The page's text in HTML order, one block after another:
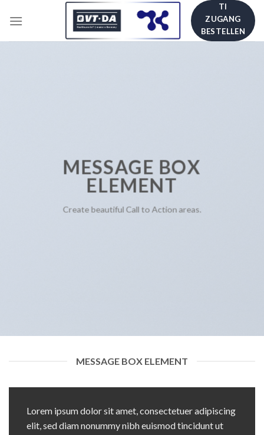
TI
ZUGANG
BESTELLEN
MESSAGE BOX
ELEMENT
Create beautiful Call to Action areas.
MESSAGE BOX ELEMENT
Lorem ipsum dolor sit amet, consectetuer adipiscing
elit, sed diam nonummy nibh euismod tincidunt ut